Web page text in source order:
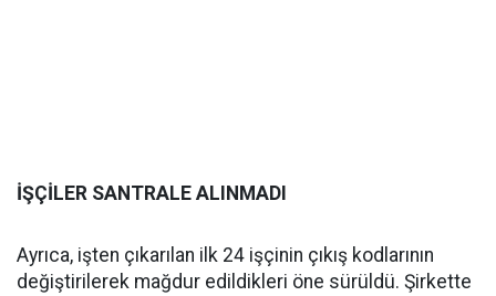
İŞÇİLER SANTRALE ALINMADI
Ayrıca, işten çıkarılan ilk 24 işçinin çıkış kodlarının
değiştirilerek mağdur edildikleri öne sürüldü. Şirkette